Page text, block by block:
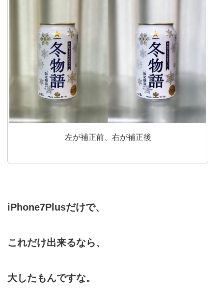
左が補正前、右が補正後
iPhone7Plusだけで、
これだけ出来るなら、
大したもんですな。